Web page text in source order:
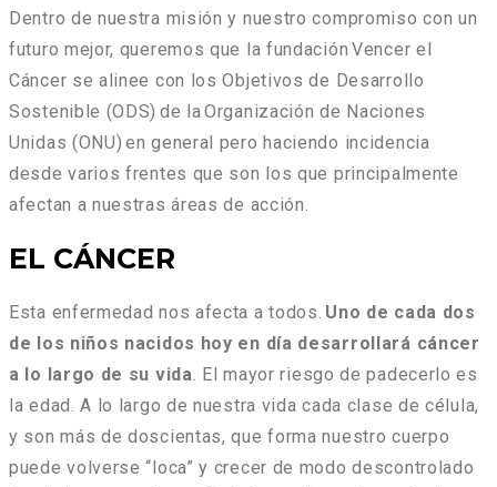
Dentro de nuestra misión y nuestro compromiso con un
futuro mejor, queremos que la fundación Vencer el
Cáncer se alinee con los Objetivos de Desarrollo
Sostenible (ODS) de la Organización de Naciones
Unidas (ONU) en general pero haciendo incidencia
desde varios frentes que son los que principalmente
afectan a nuestras áreas de acción.
EL CÁNCER
Esta enfermedad nos afecta a todos. Uno de cada dos
de los niños nacidos hoy en día desarrollará cáncer
a lo largo de su vida. El mayor riesgo de padecerlo es
la edad. A lo largo de nuestra vida cada clase de célula,
y son más de doscientas, que forma nuestro cuerpo
puede volverse “loca” y crecer de modo descontrolado